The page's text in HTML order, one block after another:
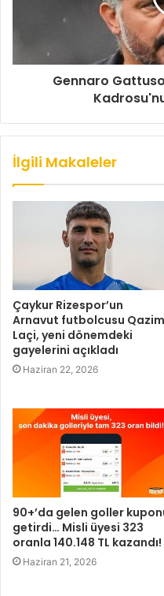
Gennaro
İlgili Makaleler
Çaykur Rizespor’un
Arnavut futbolcusu Qazim
Laçi, yeni dönemdeki
gayelerini açıkladı
Haziran 22, 2026
90+’da gelen goller
getirdi… Misli üyesi 323
oranla 140.148 TL kazandı!
Haziran 21, 2026